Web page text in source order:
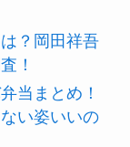
？岡田祥吾
！
当まとめ！
い姿いいの